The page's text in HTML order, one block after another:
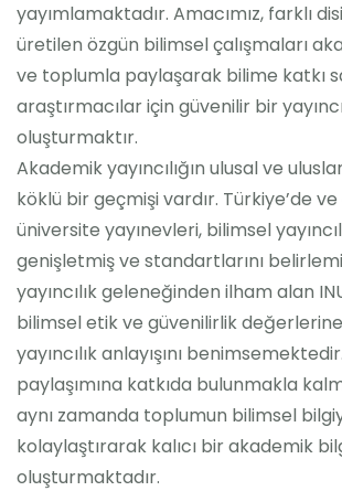
yayımlamaktadır. Amacımız, farklı
üretilen özgün bilimsel çalışmaları
ve toplumla paylaşarak bilime katkı
araştırmacılar için güvenilir bir
oluşturmaktır.
Akademik yayıncılığın ulusal ve
köklü bir geçmişi vardır. Türkiye’de
üniversite yayınevleri, bilimsel
genişletmiş ve standartlarını
yayıncılık geleneğinden ilham alan
bilimsel etik ve güvenilirlik
yayıncılık anlayışını
paylaşımına katkıda bulunmakla
aynı zamanda toplumun bilimsel
kolaylaştırarak kalıcı bir akademik
oluşturmaktadır.